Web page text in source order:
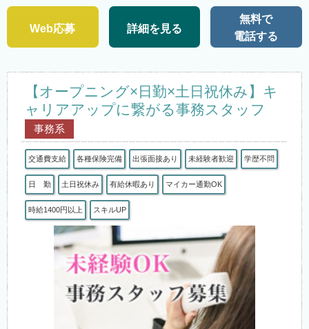
Web応募 詳細を見る
無料で
電話する
【オープニング×日勤×土日祝休み】キ
ャリアアップに繋がる事務スタッフ
事務系
交通費支給 各種保険完備 出張面接あり 未経験者歓迎 学歴不問
日 勤 土日祝休み 有給休暇あり マイカー通勤OK
時給1400円以上 スキルUP